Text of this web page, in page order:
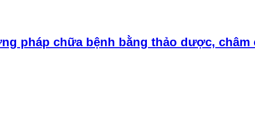
pháp chữa bệnh bằng thảo dược,